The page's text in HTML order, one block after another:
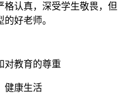
格认真，深受学生敬畏，但
好老师。
对教育的尊重
健康生活